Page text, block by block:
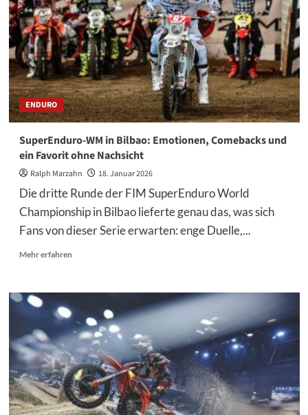
nicht
gewonnene
Vorteil
ENDURO
SuperEnduro-WM in Bilbao: Emotionen, Comebacks und
ein Favorit ohne Nachsicht
Ralph Marzahn 18. Januar 2026
Die dritte Runde der FIM SuperEnduro World
Championship in Bilbao lieferte genau das, was sich
Fans von dieser Serie erwarten: enge Duelle,...
Mehr erfahrenMehr
SuperEnduro-
in
Bilbao:
Emotionen,
Comebacks
und
ein
Favorit
ohne